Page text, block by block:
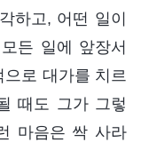
하고, 어떤 일이
든 일에 앞장서
로 대가를 치르
때도 그가 그렇
마음은 싹 사라